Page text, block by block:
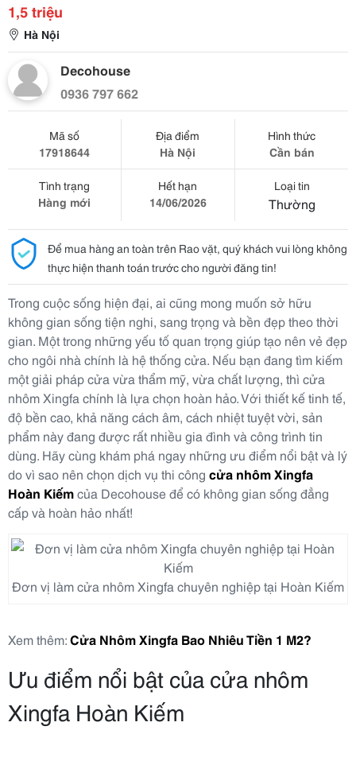
1,5 triệu
Hà Nội
Decohouse
0936 797 662
Mã số
17918644
Địa điểm
Hà Nội
Hình thức
Cần bán
Tình trạng
Hàng mới
Hết hạn
14/06/2026
Loại tin
Thường
Để mua hàng an toàn trên Rao vặt, quý khách vui lòng không
thực hiện thanh toán trước cho người đăng tin!
Trong cuộc sống hiện đại, ai cũng mong muốn sở hữu
không gian sống tiện nghi, sang trọng và bền đẹp theo thời
gian. Một trong những yếu tố quan trọng giúp tạo nên vẻ đẹp
cho ngôi nhà chính là hệ thống cửa. Nếu bạn đang tìm kiếm
một giải pháp cửa vừa thẩm mỹ, vừa chất lượng, thì cửa
nhôm Xingfa chính là lựa chọn hoàn hảo. Với thiết kế tinh tế,
độ bền cao, khả năng cách âm, cách nhiệt tuyệt vời, sản
phẩm này đang được rất nhiều gia đình và công trình tin
dùng. Hãy cùng khám phá ngay những ưu điểm nổi bật và lý
do vì sao nên chọn dịch vụ thi công cửa nhôm Xingfa
Hoàn Kiếmcủa Decohouse để có không gian sống đẳng
cấp và hoàn hảo nhất!
Đơn vị làm cửa nhôm Xingfa chuyên nghiệp tại Hoàn Kiếm
Xem thêm:Cửa Nhôm Xingfa Bao Nhiêu Tiền 1 M2?
Ưu điểm nổi bật của cửa nhôm
Xingfa Hoàn Kiếm